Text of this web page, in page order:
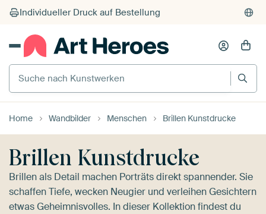
Suche nach Kunstwerken
Home Wandbilder Menschen Brillen Kunstdrucke
Brillen Kunstdrucke
Brillen als Detail machen Porträts direkt spannender. Sie
schaffen Tiefe, wecken Neugier und verleihen Gesichtern
etwas Geheimnisvolles. In dieser Kollektion findest du